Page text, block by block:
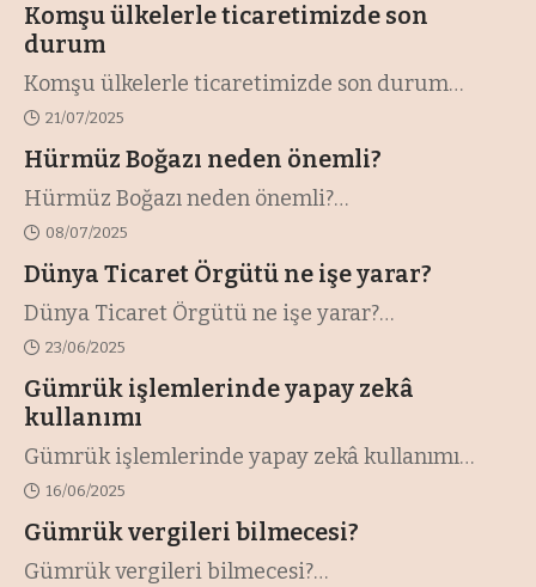
Komşu ülkelerle ticaretimizde son
durum
Komşu ülkelerle ticaretimizde son durum…
21/07/2025
Hürmüz Boğazı neden önemli?
Hürmüz Boğazı neden önemli?…
08/07/2025
Dünya Ticaret Örgütü ne işe yarar?
Dünya Ticaret Örgütü ne işe yarar?…
23/06/2025
Gümrük işlemlerinde yapay zekâ
kullanımı
Gümrük işlemlerinde yapay zekâ kullanımı…
16/06/2025
Gümrük vergileri bilmecesi?
Gümrük vergileri bilmecesi?…